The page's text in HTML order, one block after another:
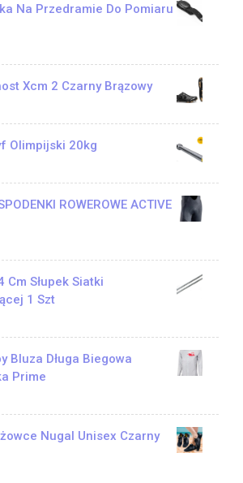
Na Przedramie Do Pomiaru
Xcm 2 Czarny Brązowy
Olimpijski 20kg
ROWEROWE ACTIVE
Słupek Siatki
1 Szt
Bluza Długa Biegowa
Prime
Nugal Unisex Czarny